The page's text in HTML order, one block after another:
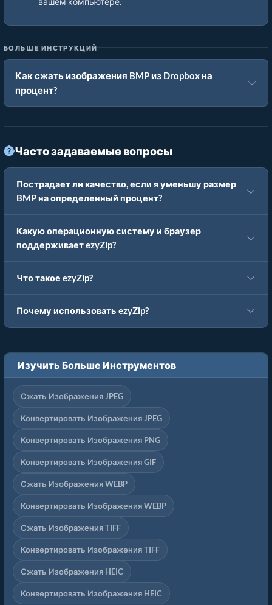
БОЛЬШЕ ИНСТРУКЦИЙ
Как сжать изображения BMP из Dropbox на
процент?
Часто задаваемые вопросы
Пострадает ли качество, если я уменьшу размер
BMP на определенный процент?
Какую операционную систему и браузер
поддерживает ezyZip?
Что такое ezyZip?
Почему использовать ezyZip?
Изучить Больше Инструментов
Сжать Изображения JPEG
Конвертировать Изображения JPEG
Конвертировать Изображения PNG
Конвертировать Изображения GIF
Сжать Изображения WEBP
Конвертировать Изображения WEBP
Сжать Изображения TIFF
Конвертировать Изображения TIFF
Сжать Изображения HEIC
Конвертировать Изображения HEIC